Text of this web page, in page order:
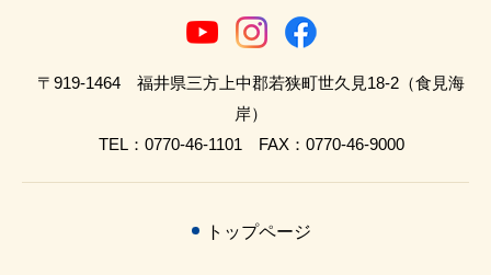
〒919-1464 福井県三方上中郡若狭町世久見18-2（食見海
岸）
TEL：0770-46-1101 FAX：0770-46-9000
トップページ